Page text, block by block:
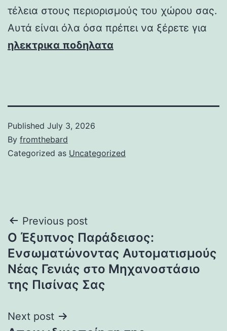
τέλεια στους περιορισμούς του χώρου σας.
Αυτά είναι όλα όσα πρέπει να ξέρετε για
ηλεκτρικα ποδηλατα
Published July 3, 2026
By fromthebard
Categorized as Uncategorized
Post
navigation
Previous post
Ο Έξυπνος Παράδεισος:
Ενσωματώνοντας Αυτοματισμούς
Νέας Γενιάς στο Μηχανοστάσιο
της Πισίνας Σας
Next post